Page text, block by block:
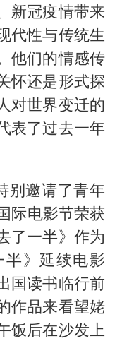
新冠疫情带来
代性与传统生
他们的情感传
怀还是形式探
对世界变迁的
表了过去一年
别邀请了青年
际电影节荣获
了一半》作为
》延续电影
国读书临行前
作品来看望姥
饭后在沙发上